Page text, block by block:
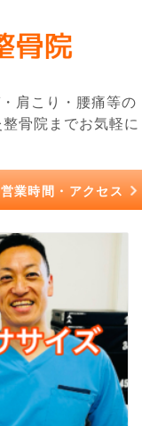
肩こり・腰痛等の
骨院までお気軽に
営業時間・アクセス